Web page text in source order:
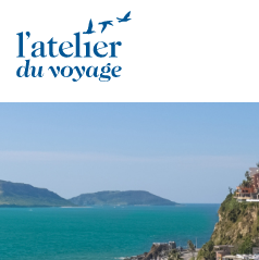
Panneau de gestion des